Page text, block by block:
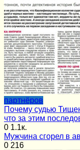
партнёров
Почему судью
что за этим
0 1.1к.
Мужчина сгорел в
0 216